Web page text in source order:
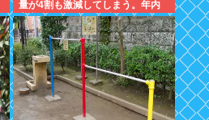
量が4割も激減してしまう。年内
高市ナフサ足りる予定が怪しくな
りはじめる